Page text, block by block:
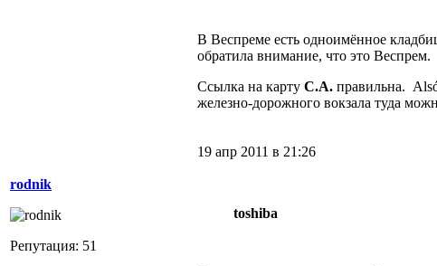
В Веспреме есть одноимённое
обратила внимание, что это Веспрем.
Ссылка на карту С.А. правильна.
железно-дорожного вокзала туда
rodnik
Репутация: 51
19 апр 2011 в 21:26
toshiba